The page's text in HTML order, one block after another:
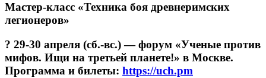
Мастер-класс «Техника боя древнеримских
легионеров»
? 29-30 апреля (сб.-вс.) — форум «Ученые против
мифов. Ищи на третьей планете!» в Москве.
Программа и билеты: https://uch.pm